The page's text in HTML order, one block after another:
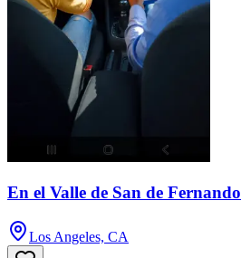
En el Valle de San de Fernando
Los Angeles, CA